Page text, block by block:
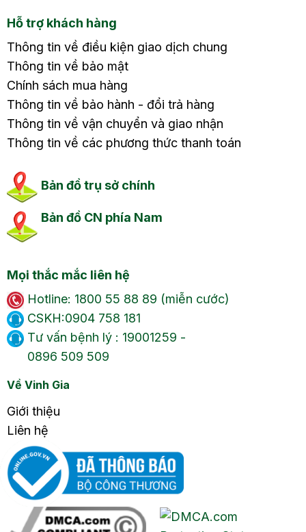
Hỗ trợ khách hàng
Thông tin về điều kiện giao dịch chung
Thông tin về bảo mật
Chính sách mua hàng
Thông tin về bảo hành - đổi trả hàng
Thông tin về vận chuyển và giao nhận
Thông tin về các phương thức thanh toán
Bản đồ trụ sở chính
Bản đồ CN phía Nam
Mọi thắc mắc liên hệ
Hotline: 1800 55 88 89 (miễn cước)
CSKH:0904 758 181
Tư vấn bệnh lý : 19001259 -
0896 509 509
Về Vinh Gia
Giới thiệu
Liên hệ